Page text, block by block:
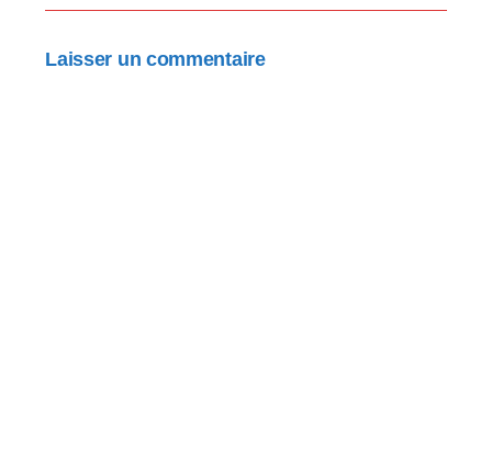
Laisser un commentaire